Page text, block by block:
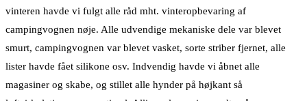
vinteren havde vi fulgt alle råd mht. vinteropbevaring af
campingvognen nøje. Alle udvendige mekaniske dele var blevet
smurt, campingvognen var blevet vasket, sorte striber fjernet, alle
lister havde fået silikone osv. Indvendig havde vi åbnet alle
magasiner og skabe, og stillet alle hynder på højkant så